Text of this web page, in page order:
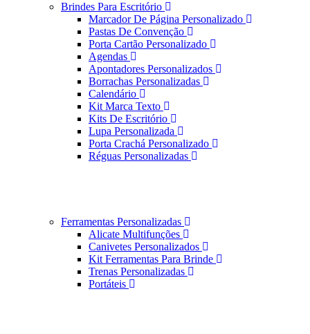
Brindes Para Escritório
Marcador De Página Personalizado
Pastas De Convenção
Porta Cartão Personalizado
Agendas
Apontadores Personalizados
Borrachas Personalizadas
Calendário
Kit Marca Texto
Kits De Escritório
Lupa Personalizada
Porta Crachá Personalizado
Réguas Personalizadas
Ferramentas Personalizadas
Alicate Multifunções
Canivetes Personalizados
Kit Ferramentas Para Brinde
Trenas Personalizadas
Portáteis